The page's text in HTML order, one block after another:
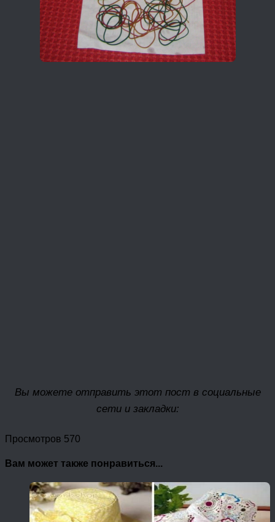
Вы можете отправить этот пост в социальные
сети и закладки:
Просмотров 570
Вам может также понравиться...